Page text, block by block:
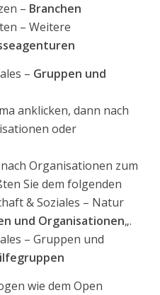
– Branchen
– Weitere
– Gruppen und
anklicken, dann nach
oder
Organisationen zum
Sie dem folgenden
& Soziales – Natur
und Organisationen„.
– Gruppen und
wie dem Open